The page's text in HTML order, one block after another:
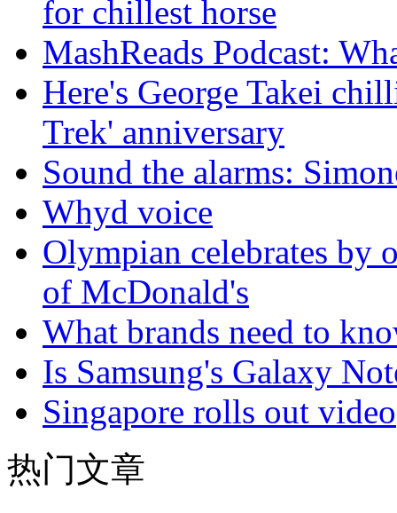
for chillest horse
MashReads Podcast:
Here's George Takei
Trek' anniversary
Sound the alarms:
Whyd voice
Olympian celebrates by
of McDonald's
What brands need to
Is Samsung's Galaxy
Singapore rolls out video
热门文章